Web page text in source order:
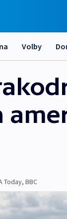
Volby
Today, BBC